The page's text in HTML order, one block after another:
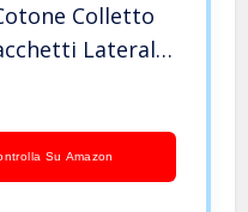
Colletto
Laterali
Verde
Su Amazon